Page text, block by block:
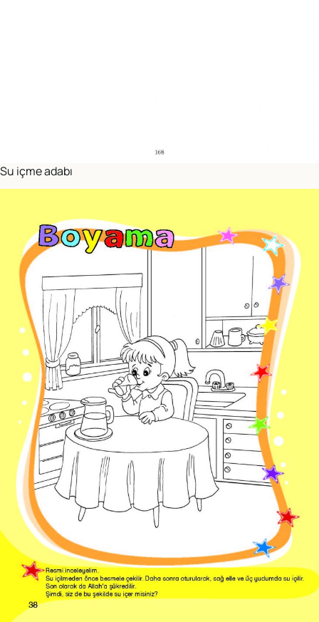
Su içme adabı